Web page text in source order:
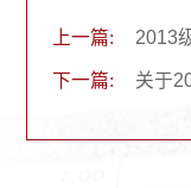
上一篇: 2013
下一篇: 关于